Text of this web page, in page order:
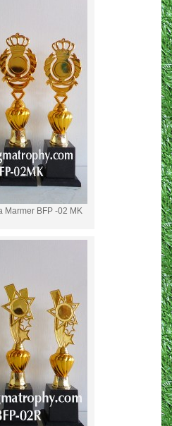
Marmer BFP -02 MK